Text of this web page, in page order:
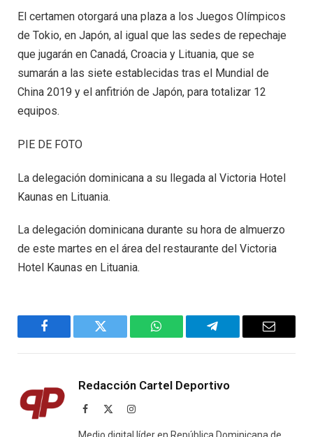
El certamen otorgará una plaza a los Juegos Olímpicos
de Tokio, en Japón, al igual que las sedes de repechaje
que jugarán en Canadá, Croacia y Lituania, que se
sumarán a las siete establecidas tras el Mundial de
China 2019 y el anfitrión de Japón, para totalizar 12
equipos.
PIE DE FOTO
La delegación dominicana a su llegada al Victoria Hotel
Kaunas en Lituania.
La delegación dominicana durante su hora de almuerzo
de este martes en el área del restaurante del Victoria
Hotel Kaunas en Lituania.
Facebook Twitter WhatsAppTelegram Email
Redacción Cartel Deportivo
Facebook Instagram